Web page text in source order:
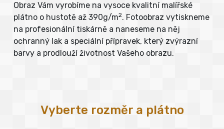
Obraz Vám vyrobíme na vysoce kvalitní malířské
plátno o hustotě až 390g/m2. Fotoobraz vytiskneme
na profesionální tiskárně a naneseme na něj
ochranný lak a speciální přípravek, který zvýrazní
barvy a prodlouží životnost Vašeho obrazu.
Vyberte rozměr a plátno